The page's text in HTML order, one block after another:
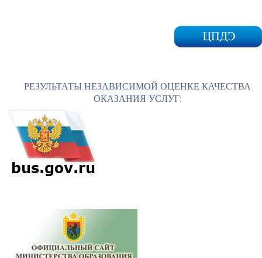
РЕЗУЛЬТАТЫ НЕЗАВИСИМОЙ ОЦЕНКЕ КАЧЕСТВА
ОКАЗАНИЯ УСЛУГ: